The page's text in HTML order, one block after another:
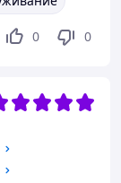
0 0